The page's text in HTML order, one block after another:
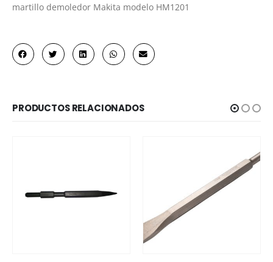
martillo demoledor Makita modelo HM1201
PRODUCTOS RELACIONADOS